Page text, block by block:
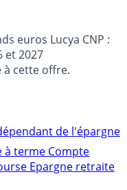
euros Lucya CNP :
et 2027
à cette offre.
de l'épargne
à terme Compte
Epargne retraite